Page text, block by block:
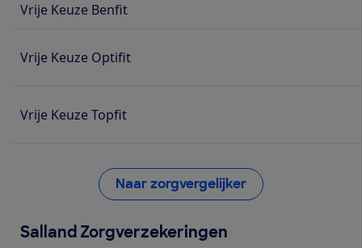
Vrije Keuze Benfit
Vrije Keuze Optifit
Vrije Keuze Topfit
Naar zorgvergelijker
Salland Zorgverzekeringen